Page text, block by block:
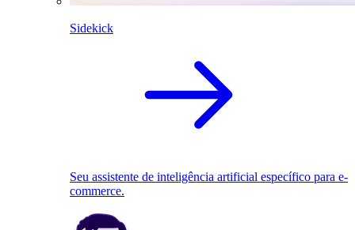
Sidekick
Seu assistente de inteligência artificial específico para e-
commerce.